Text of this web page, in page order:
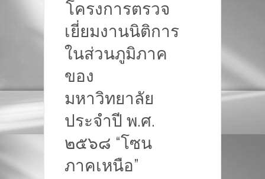
โครงการตรวจ
เยี่ยมงานนิติการ
ในส่วนภูมิภาค
ของ
มหาวิทยาลัย
ประจำปี พ.ศ.
๒๕๖๘ “โซน
ภาคเหนือ”